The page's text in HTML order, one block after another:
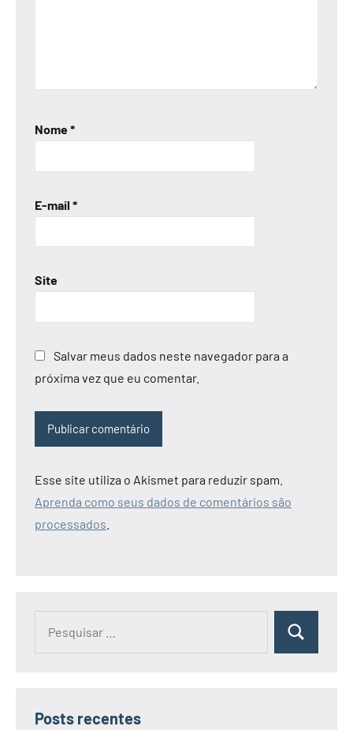
Nome*
E-mail *
Site
Salvar meus dados neste navegador para a
próxima vez que eu comentar.
Esse site utiliza o Akismet para reduzir spam.
Aprenda como seus dados de comentários são
processados
Pesquisa
Posts recentes